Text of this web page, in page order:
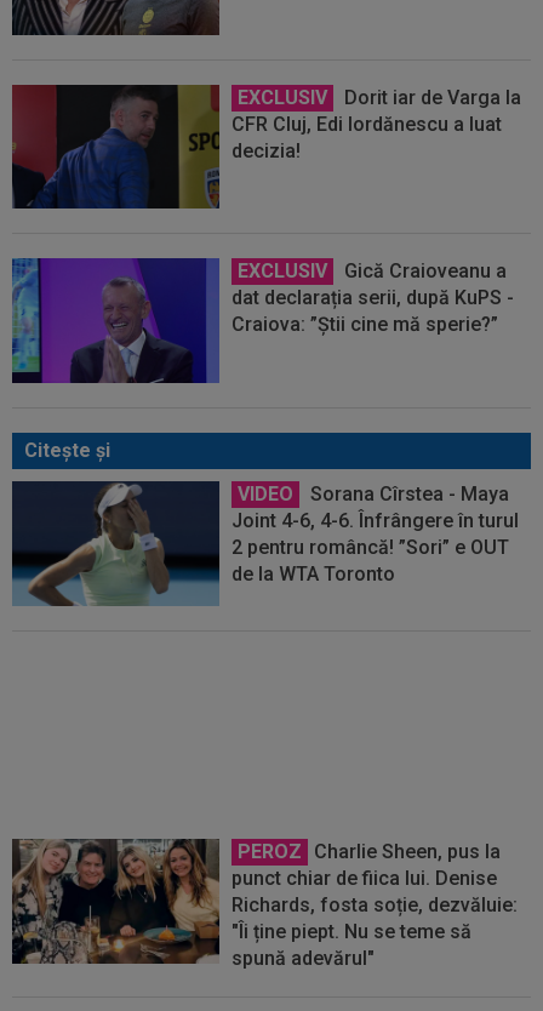
EXCLUSIV
Dorit iar de Varga la
CFR Cluj, Edi Iordănescu a luat
decizia!
EXCLUSIV
Gică Craioveanu a
dat declarația serii, după KuPS -
Craiova: ”Știi cine mă sperie?”
Citeşte şi
VIDEO
Sorana Cîrstea - Maya
Joint 4-6, 4-6. Înfrângere în turul
2 pentru româncă! ”Sori” e OUT
de la WTA Toronto
PEROZ
Charlie Sheen, pus la
punct chiar de fiica lui. Denise
Richards, fosta soție, dezvăluie:
"Îi ține piept. Nu se teme să
spună adevărul"